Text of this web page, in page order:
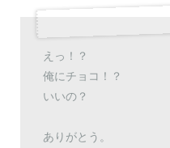
えっ！？
俺にチョコ！？
いいの？
ありがとう。